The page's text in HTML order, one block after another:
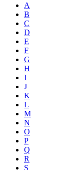
A
B
C
D
E
F
G
H
I
J
K
L
M
N
O
P
Q
R
S